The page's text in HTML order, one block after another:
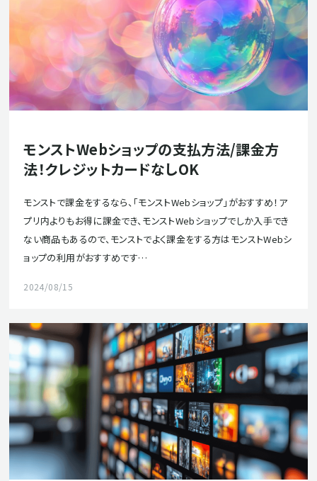
モンストWebショップの支払方法/課金方
法！クレジットカードなしOK
モンストで課金をするなら、「モンストWebショップ」がおすすめ！ア
プリ内よりもお得に課金でき、モンストWebショップでしか入手でき
ない商品もあるので、モンストでよく課金をする方はモンストWebシ
ョップの利用がおすすめです…
2024/08/15